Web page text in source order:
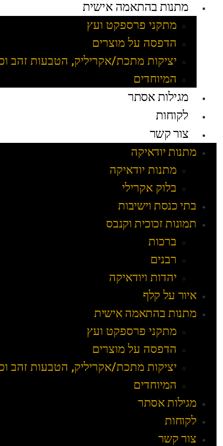
מתנות בהתאמה אישית
מתקני פרספקט ועץ
הדפסה על מוצרים
יציקות מתכת/אקריליק, הטבעות זהב
המיוחדים
מגילות אסתר
לקוחות
צור קשר
מתנות יודאיקה
מתנות יודאיקה
בלוק אקרילי
בתי כנסת וישיבות
תמונות זכוכית וקנבס
ברכות
רבנים
יהדות ויודאיקה
איור על קלף
מתנות בהתאמה אישית
מתקני פרספקט ועץ
הדפסה על מוצרים
יציקות מתכת/אקריליק, הטבעות זהב
המיוחדים
מגילות אסתר
לקוחות
צור קשר